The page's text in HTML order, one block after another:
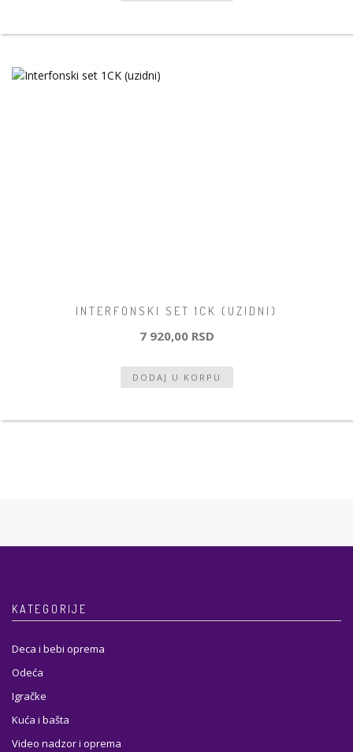
INTERFONSKI SET 1CK (UZIDNI)
7 920,00 RSD
KATEGORIJE
Deca i bebi oprema
Odeća
Igračke
Kuća i bašta
Video nadzor i oprema